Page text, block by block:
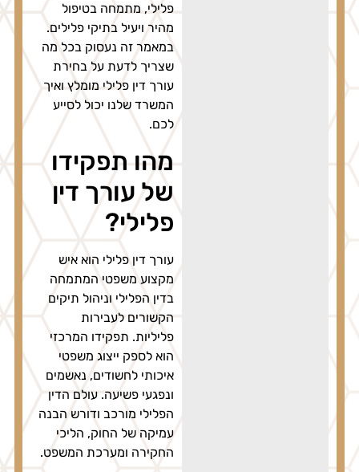
פלילי, מתמחה בטיפול
מהיר ויעיל בתיקי פלילים.
במאמר זה נעסוק בכל מה
שצריך לדעת על בחירת
עורך דין פלילי מומלץ ואיך
המשרד שלנו יכול לסייע
מהו תפקידו
של עורך דין
פלילי?
עורך דין פלילי הוא איש
מקצוע משפטי המתמחה
בדין הפלילי וניהול תיקים
הקשורים לעבירות
פליליות. תפקידו המרכזי
הוא לספק ייצוג משפטי
איכותי לחשודים, נאשמים
ונפגעי פשיעה. עולם הדין
הפלילי מורכב ודורש הבנה
עמיקה של החוק, הליכי
החקירה ומערכת המשפט.